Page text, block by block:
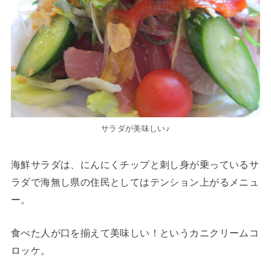
サラダが美味しい♪
海鮮サラダは、にんにくチップと刺し身が乗っているサ
ラダで海無し県の住民としてはテンション上がるメニュ
ー。
食べた人が口を揃えて美味しい！というカニクリームコ
ロッケ。